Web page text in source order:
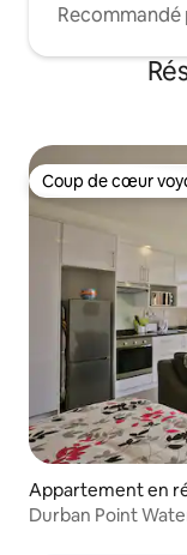
Coup de cœur
Coup de cœur
Appartement en
Durban Point